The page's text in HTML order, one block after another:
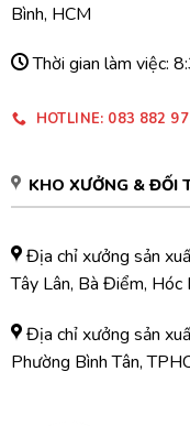
Bình, HCM
Thời gian làm việc:
HOTLINE: 083 882
KHO XƯỞNG & ĐỐI
Địa chỉ xưởng sản
Tây Lân, Bà Điểm, Hóc
Địa chỉ xưởng sản
Phường Bình Tân,